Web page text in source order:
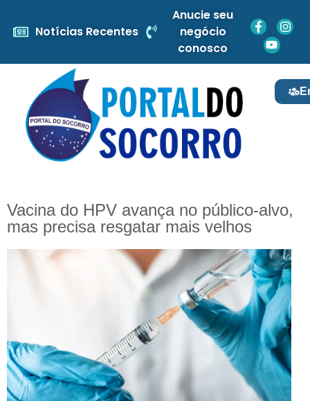
Notícias Recentes
Anucie seu
negócio
conosco
Vacina do HPV avança no público-alvo,
mas precisa resgatar mais velhos